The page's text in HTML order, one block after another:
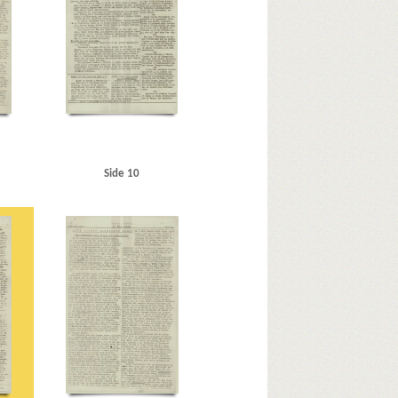
læge
Københavns Magistrat
Kbh.
Marineministerium, det danske
Munch, Peter, politiker
Munck, Ebbe, redaktør
Jylland
Pedersen, M., bagermester, Nordby
Georg, grosserer, Kbh.
Chr., vognmand, Nordby
forfatter
The Sphere, blad
Udenrigsministerium, det britiske
Winant, ambassadør Ø Østfronten
Side 10